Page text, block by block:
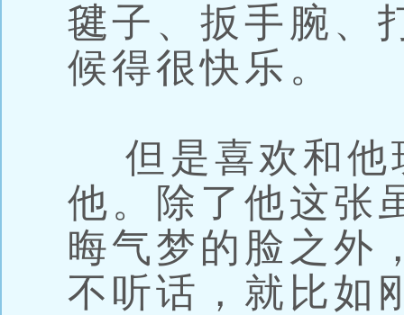
毽子、扳手腕、
候得很快乐。
但是喜欢和他
他。除了他这张
晦气梦的脸之外
不听话，就比如